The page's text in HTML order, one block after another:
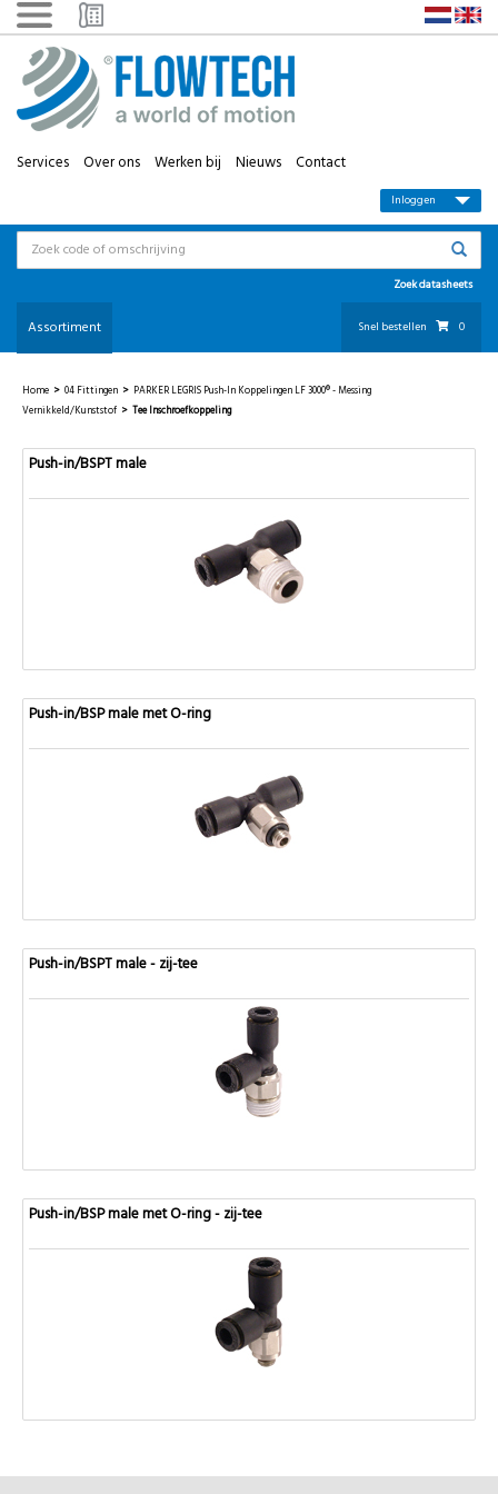
Services Over ons Werken bij Nieuws Contact
Inloggen
Assortiment
Zoek datasheets
Snel bestellen 0
Home > 04 Fittingen > PARKER LEGRIS Push-In Koppelingen LF 3000® - Messing
Vernikkeld/kunststof > Tee Inschroefkoppeling
Push-in/BSPT male
Push-in/BSP male met O-ring
Push-in/BSPT male - zij-tee
Push-in/BSP male met O-ring - zij-tee